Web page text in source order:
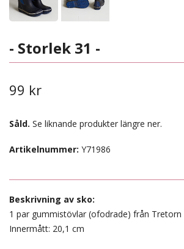
- Storlek 31 -
99 kr
Såld. Se liknande produkter längre ner.
Artikelnummer: Y71986
Beskrivning av sko:
1 par gummistövlar (ofodrade) från Tretorn
Innermått: 20,1 cm